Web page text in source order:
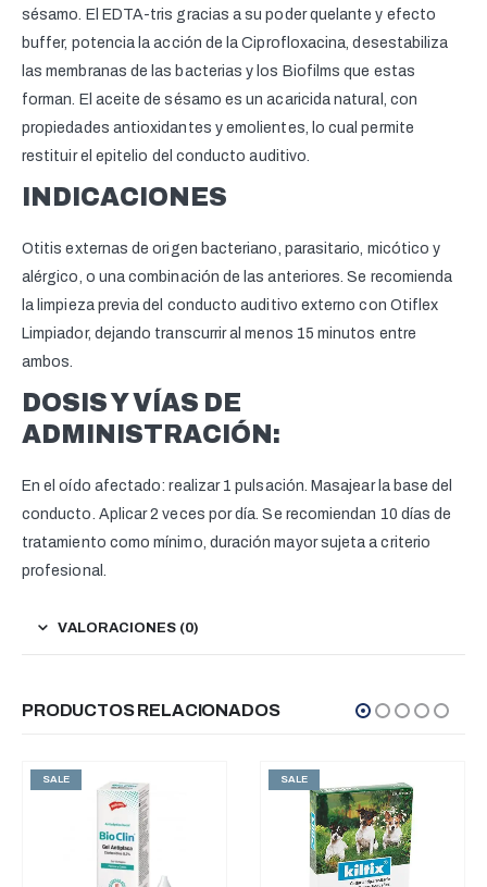
sésamo. El EDTA-tris gracias a su poder quelante y efecto
buffer, potencia la acción de la Ciprofloxacina, desestabiliza
las membranas de las bacterias y los Biofilms que estas
forman. El aceite de sésamo es un acaricida natural, con
propiedades antioxidantes y emolientes, lo cual permite
restituir el epitelio del conducto auditivo.
INDICACIONES
Otitis externas de origen bacteriano, parasitario, micótico y
alérgico, o una combinación de las anteriores. Se recomienda
la limpieza previa del conducto auditivo externo con Otiflex
Limpiador, dejando transcurrir al menos 15 minutos entre
ambos.
DOSIS Y VÍAS DE
ADMINISTRACIÓN:
En el oído afectado: realizar 1 pulsación. Masajear la base del
conducto. Aplicar 2 veces por día. Se recomiendan 10 días de
tratamiento como mínimo, duración mayor sujeta a criterio
profesional.
VALORACIONES (0)
PRODUCTOS RELACIONADOS
SALE SALE